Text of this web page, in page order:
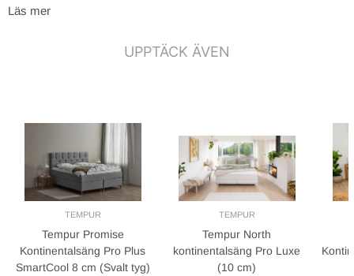
10 års garanti mot sättningar orsakade av tillverknings- eller
materialfel.
Läs mer
UPPTÄCK ÄVEN
TEMPUR
Tempur Promise
Kontinentalsäng Pro Plus
SmartCool 8 cm (Svalt tyg)
TEMPUR
Tempur North
kontinentalsäng Pro Luxe
(10 cm)